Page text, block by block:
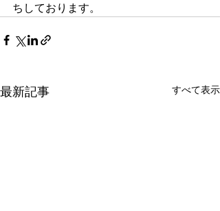
ちしております。
最新記事 すべて表示